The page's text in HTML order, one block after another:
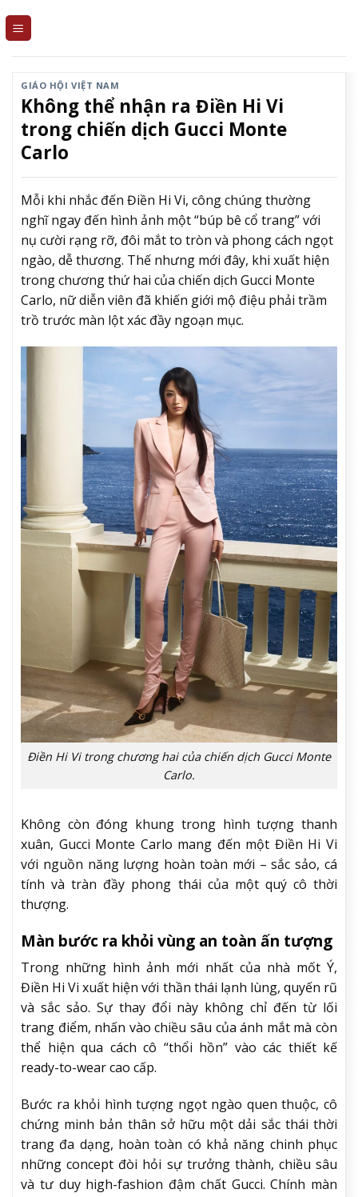
GIÁO HỘI VIỆT NAM
Không thể nhận ra Điền Hi Vi
trong chiến dịch Gucci Monte
Carlo
Mỗi khi nhắc đến Điền Hi Vi, công chúng thường
nghĩ ngay đến hình ảnh một “búp bê cổ trang” với
nụ cười rạng rỡ, đôi mắt to tròn và phong cách ngọt
ngào, dễ thương. Thế nhưng mới đây, khi xuất hiện
trong chương thứ hai của chiến dịch Gucci Monte
Carlo, nữ diễn viên đã khiến giới mộ điệu phải trầm
trồ trước màn lột xác đầy ngoạn mục.
Điền Hi Vi trong chương hai của chiến dịch Gucci Monte
Carlo.
Không còn đóng khung trong hình tượng thanh
xuân, Gucci Monte Carlo mang đến một Điền Hi Vi
với nguồn năng lượng hoàn toàn mới – sắc sảo, cá
tính và tràn đầy phong thái của một quý cô thời
thượng.
Màn bước ra khỏi vùng an toàn ấn tượng
Trong những hình ảnh mới nhất của nhà mốt Ý,
Điền Hi Vi xuất hiện với thần thái lạnh lùng, quyến rũ
và sắc sảo. Sự thay đổi này không chỉ đến từ lối
trang điểm, nhấn vào chiều sâu của ánh mắt mà còn
thể hiện qua cách cô “thổi hồn” vào các thiết kế
ready-to-wear cao cấp.
Bước ra khỏi hình tượng ngọt ngào quen thuộc, cô
chứng minh bản thân sở hữu một dải sắc thái thời
trang đa dạng, hoàn toàn có khả năng chinh phục
những concept đòi hỏi sự trưởng thành, chiều sâu
và tư duy high-fashion đậm chất Gucci. Chính màn